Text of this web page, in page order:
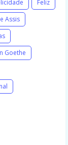
Feliz
Assis
Goethe